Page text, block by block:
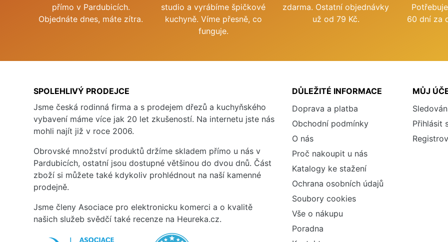
přímo v Pardubicích.
Objednáte dnes, máte zítra.
studio a vyrábíme špičkové
kuchyně. Víme přesně, co
funguje.
zdarma. Ostatní objednávky
už od 79 Kč.
60 dní za
SPOLEHLIVÝ PRODEJCE
Jsme česká rodinná firma a s prodejem dřezů a kuchyňského
vybavení máme více jak 20 let zkušeností. Na internetu jste nás
mohli najít již v roce 2006.
Obrovské množství produktů držíme skladem přímo u nás v
Pardubicích, ostatní jsou dostupné většinou do dvou dnů. Část
zboží si můžete také kdykoliv prohlédnout na naší kamenné
prodejně.
Jsme členy Asociace pro elektronicku komerci a o kvalitě
našich služeb svědčí také recenze na Heureka.cz.
DŮLEŽITÉ INFORMACE
Doprava a platba
Obchodní podmínky
O nás
Proč nakoupit u nás
Katalogy ke stažení
Ochrana osobních údajů
Soubory cookies
Vše o nákupu
Poradna
MŮJ
Přihlásit